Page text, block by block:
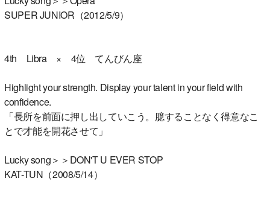
SUPER JUNIOR（2012/5/9）
4th Libra × 4位 てんびん座
Highlight your strength. Display your talent in your field with
confidence.
「長所を前面に押し出していこう。臆することなく得意なこ
とで才能を開花させて」
Lucky song＞＞DON'T U EVER STOP
KAT-TUN（2008/5/14）